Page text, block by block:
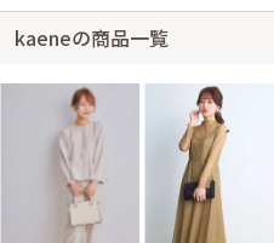
kaeneの商品一覧